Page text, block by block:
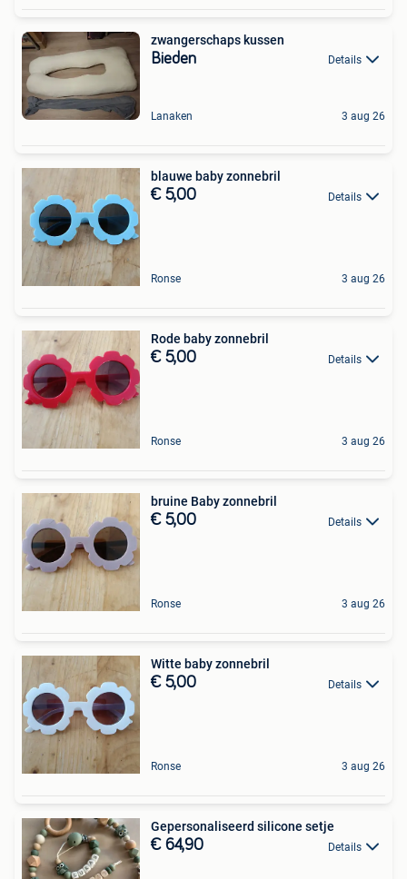
zwangerschaps kussen
Bieden Details
Lanaken 3 aug 26
blauwe baby zonnebril
€ 5,00 Details
Ronse 3 aug 26
Rode baby zonnebril
€ 5,00 Details
Ronse 3 aug 26
bruine Baby zonnebril
€ 5,00 Details
Ronse 3 aug 26
Witte baby zonnebril
€ 5,00 Details
Ronse 3 aug 26
Gepersonaliseerd silicone setje
€ 64,90 Details